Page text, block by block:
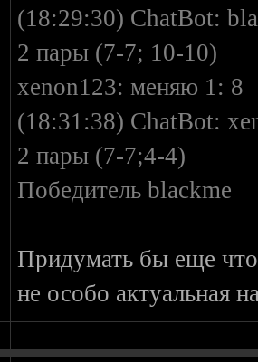
(18:29:30) ChatBot:
2 пары (7-7; 10-10)
xenon123: меняю 1: 8
(18:31:38) ChatBot:
2 пары (7-7;4-4)
Победитель blackme
Придумать бы еще
не особо актуальная